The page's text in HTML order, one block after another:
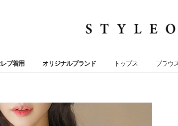
ブ着用 オリジナルブランド トップス ブラウ